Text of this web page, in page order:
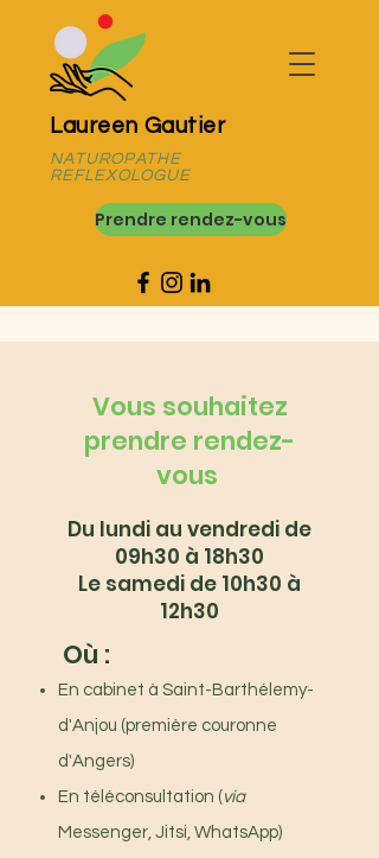
Laureen Gautier
NATUROPATHE
REFLEXOLOGUE
Prendre rendez-vous
Vous souhaitez
prendre rendez-
vous
​Du lundi au vendredi de
09h30 à 18h30
Le samedi de 10h30 à
12h30
En cabinet à Saint-Barthélemy-
d'Anjou (première couronne
d'Angers)
En téléconsultation ( via
Messenger, Jitsi, WhatsApp)
Où :